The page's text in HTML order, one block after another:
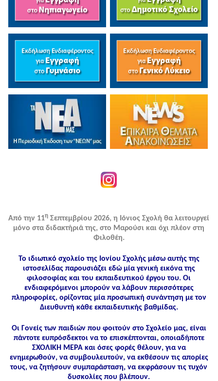
Από την 11η Σεπτεμβρίου 2026, η Ιόνιος Σχολή θα λειτουργεί
μόνο στα διδακτήριά της, στο Μαρούσι και όχι πλέον στη
Φιλοθέη.
Το ιδιωτικό σχολείο της Ιονίου Σχολής μέσω αυτής της
ιστοσελίδας παρουσιάζει εδώ μία γενική εικόνα της
φιλοσοφίας και του εκπαιδευτικού έργου του. Οι
ενδιαφερόμενοι μπορούν να λάβουν περισσότερες
πληροφορίες, ορίζοντας μία προσωπική συνάντηση με τον
Διευθυντή κάθε εκπαιδευτικής βαθμίδας.
Οι Γονείς των παιδιών που φοιτούν στο Σχολείο μας, είναι
πάντοτε ευπρόσδεκτοι να το επισκέπτονται, οποιαδήποτε
ΣΧΟΛΙΚΗ ΜΕΡΑ και όσες φορές θέλουν, για να
ενημερωθούν, να συμβουλευτούν, να εκθέσουν τις απορίες
τους, να ζητήσουν συμπαράσταση, να εκφράσουν τις τυχόν
δυσκολίες που βλέπουν.